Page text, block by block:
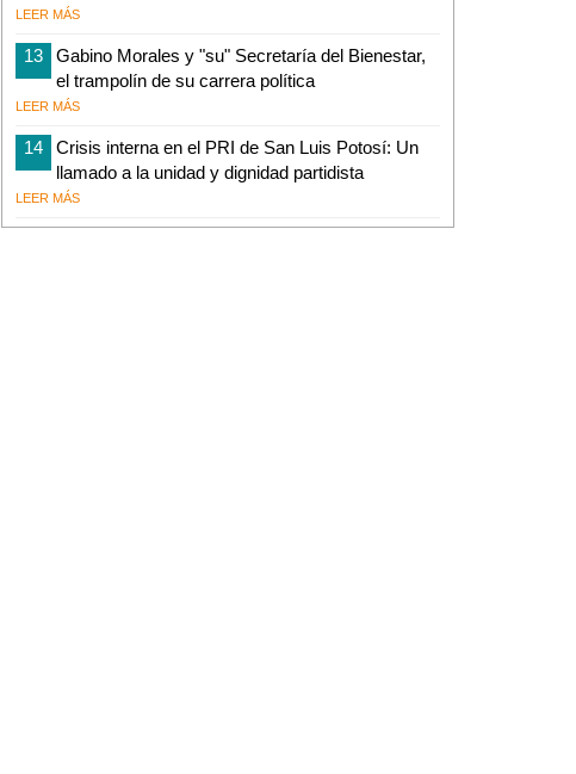
LEER MÁS
13
Gabino Morales y "su" Secretaría del Bienestar,
el trampolín de su carrera política
LEER MÁS
14
Crisis interna en el PRI de San Luis Potosí: Un
llamado a la unidad y dignidad partidista
LEER MÁS